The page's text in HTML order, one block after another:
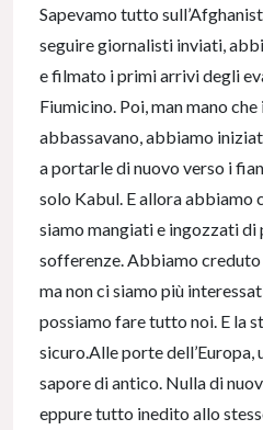
Sapevamo tutto
seguire giornalisti inviati,
e filmato i primi arrivi degli
Fiumicino. Poi, man mano
abbassavano, abbiamo
a portarle di nuovo verso i
solo Kabul. E allora
siamo mangiati e ingozzati
sofferenze. Abbiamo
ma non ci siamo più
possiamo fare tutto noi. E la
sicuro.Alle porte dell’Europa,
sapore di antico. Nulla di
eppure tutto inedito allo